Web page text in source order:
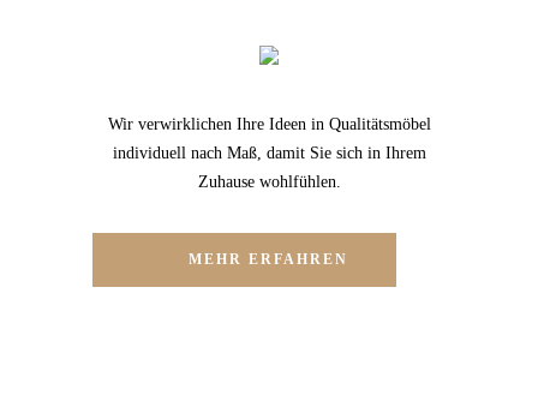
Wir verwirklichen Ihre Ideen in Qualitätsmöbel
individuell nach Maß, damit Sie sich in Ihrem
Zuhause wohlfühlen.
MEHR ERFAHREN